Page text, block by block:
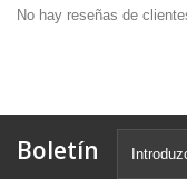
No hay reseñas de
Boletín